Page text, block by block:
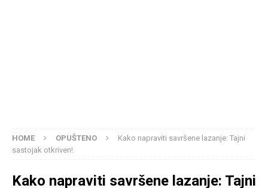
HOME OPUŠTENO
Kako napraviti savršene lazanje: Tajni
sastojak otkriven!
Kako napraviti savršene lazanje: Tajni